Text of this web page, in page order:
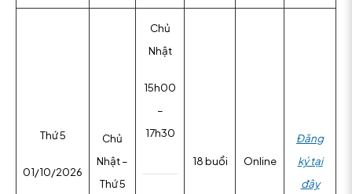
Thứ 5
01/10/2026
Chủ
Nhật –
Thứ 5
Chủ
Nhật
15h00
–
17h30
18 buổi Online
Đăng
ký tại
đây